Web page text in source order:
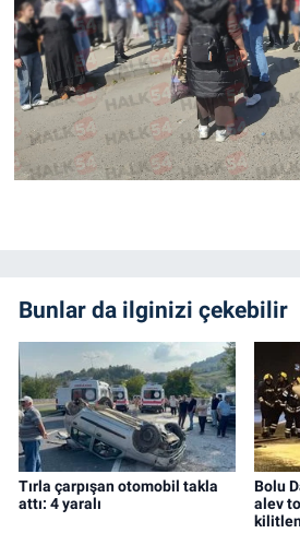
Bunlar da ilginizi çekebilir
Tırla çarpışan otomobil takla
attı: 4 yaralı
Bolu
alev